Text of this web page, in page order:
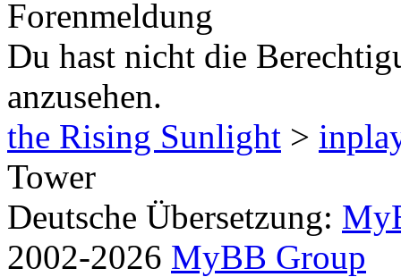
Forenmeldung
Du hast nicht die
anzusehen.
the Rising Sunlight >
Tower
Deutsche Übersetzung:
2002-2026 MyBB Group